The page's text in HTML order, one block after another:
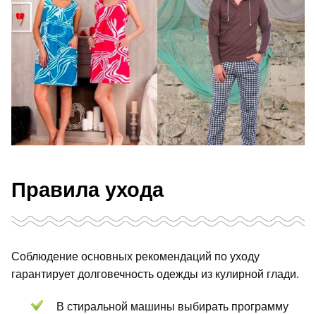
Правила ухода
Соблюдение основных рекомендаций по уходу
гарантирует долговечность одежды из кулирной глади.
В стиральной машины выбирать программу